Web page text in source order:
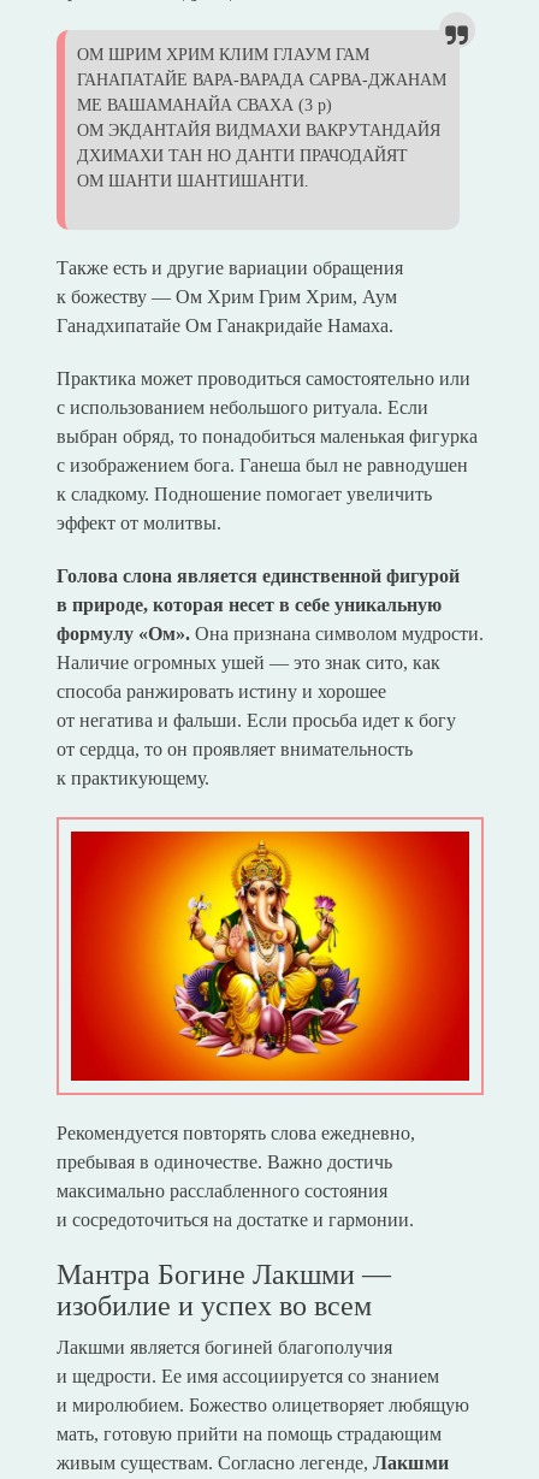
ОМ ШРИМ ХРИМ КЛИМ ГЛАУМ ГАМ
ГАНАПАТАЙЕ ВАРА-ВАРАДА САРВА-ДЖАНАМ
МЕ ВАШАМАНАЙА СВАХА (3 р)
ОМ ЭКДАНТАЙЯ ВИДМАХИ ВАКРУТАНДАЙЯ
ДХИМАХИ ТАН НО ДАНТИ ПРАЧОДАЙЯТ
ОМ ШАНТИ ШАНТИШАНТИ.
Также есть и другие вариации обращения
к божеству — Ом Хрим Грим Хрим, Аум
Ганадхипатайе Ом Ганакридайе Намаха.
Практика может проводиться самостоятельно или
с использованием небольшого ритуала. Если
выбран обряд, то понадобиться маленькая фигурка
с изображением бога. Ганеша был не равнодушен
к сладкому. Подношение помогает увеличить
эффект от молитвы.
Голова слона является единственной фигурой
в природе, которая несет в себе уникальную
формулу «Ом».Она признана символом мудрости.
Наличие огромных ушей — это знак сито, как
способа ранжировать истину и хорошее
от негатива и фальши. Если просьба идет к богу
от сердца, то он проявляет внимательность
к практикующему.
Рекомендуется повторять слова ежедневно,
пребывая в одиночестве. Важно достичь
максимально расслабленного состояния
и сосредоточиться на достатке и гармонии.
Мантра Богине Лакшми —
изобилие и успех во всем
Лакшми является богиней благополучия
и щедрости. Ее имя ассоциируется со знанием
и миролюбием. Божество олицетворяет любящую
мать, готовую прийти на помощь страдающим
живым существам. Согласно легенде, Лакшми